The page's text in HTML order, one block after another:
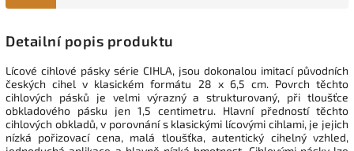
Detailní popis produktu
Lícové cihlové pásky série CIHLA, jsou dokonalou imitací původních
českých cihel v klasickém formátu 28 x 6,5 cm. Povrch těchto
cihlových pásků je velmi výrazný a strukturovaný, při tloušťce
obkladového pásku jen 1,5 centimetru. Hlavní předností těchto
cihlových obkladů, v porovnání s klasickými lícovými cihlami, je jejich
nízká pořizovací cena, malá tloušťka, autentický cihelný vzhled,